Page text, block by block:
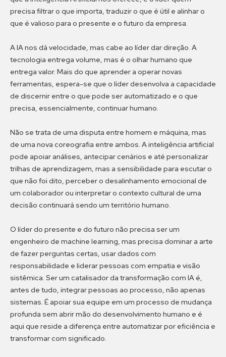
precisa filtrar o que importa, traduzir o que é útil e alinhar o
que é valioso para o presente e o futuro da empresa.
A IA nos dá velocidade, mas cabe ao líder dar direção. A
tecnologia entrega volume, mas é o olhar humano que
entrega valor. Mais do que aprender a operar novas
ferramentas, espera-se que o líder desenvolva a capacidade
de discernir entre o que pode ser automatizado e o que
precisa, essencialmente, continuar humano.
Não se trata de uma disputa entre homem e máquina, mas
de uma nova coreografia entre ambos. A inteligência artificial
pode apoiar análises, antecipar cenários e até personalizar
trilhas de aprendizagem, mas a sensibilidade para escutar o
que não foi dito, perceber o desalinhamento emocional de
um colaborador ou interpretar o contexto cultural de uma
decisão continuará sendo um território humano.
O líder do presente e do futuro não precisa ser um
engenheiro de machine learning, mas precisa dominar a arte
de fazer perguntas certas, usar dados com
responsabilidade e liderar pessoas com empatia e visão
sistêmica. Ser um catalisador da transformação com IA é,
antes de tudo, integrar pessoas ao processo, não apenas
sistemas. É apoiar sua equipe em um processo de mudança
profunda sem abrir mão do desenvolvimento humano e é
aqui que reside a diferença entre automatizar por eficiência e
transformar com significado.